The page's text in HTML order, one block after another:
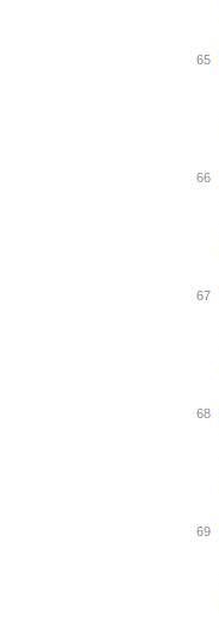
65
66
67
68
69